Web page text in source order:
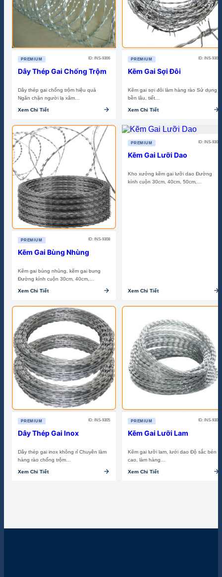
PREMIUM ID: INS-9306
Dây Thép Gai Chống Trộm
Dây thép gai chống trộm hiệu quả
Ngăn chặn người lạ xâm…
Xem Chi Tiết arrow_forward
PREMIUM ID: INS-9307
Kẽm Gai Sợi Đôi
Kẽm gai sợi đôi làm hàng rào Sử dụng
bền lâu, tiết…
Xem Chi Tiết arrow_forward
PREMIUM ID: INS-9308
Kẽm Gai Bùng Nhùng
Kẽm gai bùng nhùng, kẽm gai bung
Đường kính cuộn 30cm, 40cm,…
Xem Chi Tiết arrow_forward
PREMIUM ID: INS-9304
Kẽm Gai Lưỡi Dao
Kho xưởng kẽm gai lưỡi dao Đường
kính cuộn 30cm, 40cm, 50cm,…
Xem Chi Tiết arrow_forward
PREMIUM ID: INS-9305
Dây Thép Gai Inox
Dây thép gai inox không rỉ Chuyên làm
hàng rào chống trộm…
Xem Chi Tiết arrow_forward
PREMIUM ID: INS-9309
Kẽm Gai Lưỡi Lam
Kẽm gai lưỡi lam, lưới dao Độ sắc bén
cao, làm hàng…
Xem Chi Tiết arrow_forward